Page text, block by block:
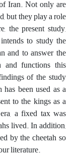
Iran. Not only are
but they play a role
the present study,
to study the
and to answer the
and functions this
of the study
been used as a
to the kings as a
a fixed tax was
lived. In addition,
by the cheetah so
literature.